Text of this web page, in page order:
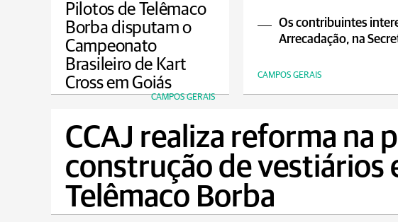
Os contribuintes
Arrecadação, na
CAMPOS GERAIS
Pilotos de Telêmaco
Borba disputam o
Campeonato
Brasileiro de Kart
Cross em Goiás
CAMPOS GERAIS
CCAJ realiza reforma na
construção de vestiários
Telêmaco Borba